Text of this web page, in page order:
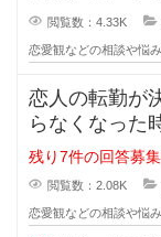
るのが当たり
閲覧数：4.33K
恋愛観などの相談や悩
恋人の転勤が
らなくなった
恋人の転勤が
残り7件の回答募集
閲覧数：2.08K
恋愛観などの相談や悩